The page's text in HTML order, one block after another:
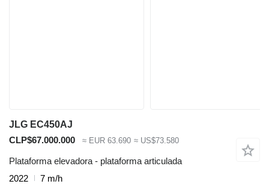
JLG EC450AJ
CLP$67.000.000
≈ EUR 63.690 ≈ US$73.580
Plataforma elevadora - plataforma articulada
2022
7 m/h